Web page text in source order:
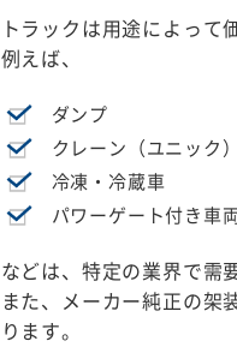
トラックは用途によって
例えば、
ダンプ
クレーン（ユニック
冷凍・冷蔵車
パワーゲート付き車
などは、特定の業界で需
また、メーカー純正の架
ります。